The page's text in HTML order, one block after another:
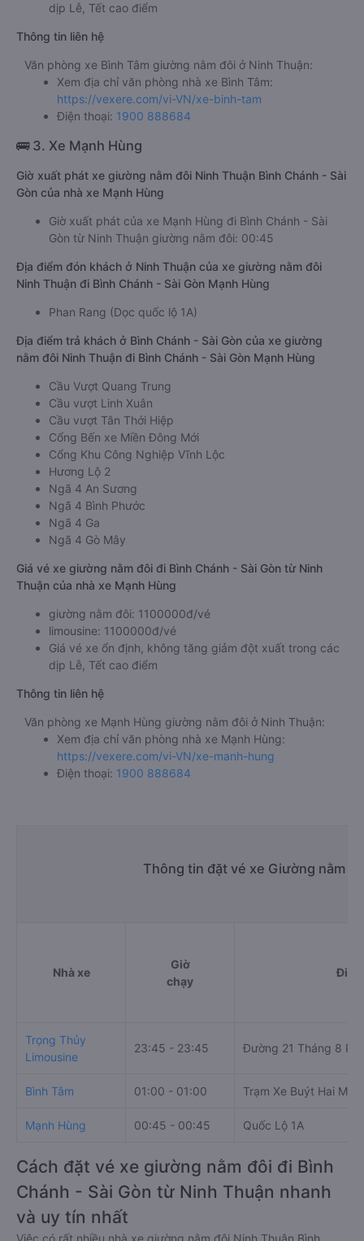
dịp Lễ, Tết cao điểm
Thông tin liên hệ
Văn phòng xe Bình Tâm giường nằm đôi ở Ninh Thuận:
Xem địa chỉ văn phòng nhà xe Bình Tâm:
https://vexere.com/vi-VN/xe-binh-tam
Điện thoại: 1900 888684
🚌 3. Xe Mạnh Hùng
Giờ xuất phát xe giường nằm đôi Ninh Thuận Bình Chánh - Sài
Gòn của nhà xe Mạnh Hùng
Giờ xuất phát của xe Mạnh Hùng đi Bình Chánh - Sài
Gòn từ Ninh Thuận giường nằm đôi: 00:45
Địa điểm đón khách ở Ninh Thuận của xe giường nằm đôi
Ninh Thuận đi Bình Chánh - Sài Gòn Mạnh Hùng
Phan Rang (Dọc quốc lộ 1A)
Địa điểm trả khách ở Bình Chánh - Sài Gòn của xe giường
nằm đôi Ninh Thuận đi Bình Chánh - Sài Gòn Mạnh Hùng
Cầu Vượt Quang Trung
Cầu vượt Linh Xuân
Cầu vượt Tân Thới Hiệp
Cổng Bến xe Miền Đông Mới
Cổng Khu Công Nghiệp Vĩnh Lộc
Hương Lộ 2
Ngã 4 An Sương
Ngã 4 Bình Phước
Ngã 4 Ga
Ngã 4 Gò Mây
Giá vé xe giường nằm đôi đi Bình Chánh - Sài Gòn từ Ninh
Thuận của nhà xe Mạnh Hùng
giường nằm đôi: 1100000đ/vé
limousine: 1100000đ/vé
Giá vé xe ổn định, không tăng giảm đột xuất trong các
dịp Lễ, Tết cao điểm
Thông tin liên hệ
Văn phòng xe Mạnh Hùng giường nằm đôi ở Ninh Thuận:
Xem địa chỉ văn phòng nhà xe Mạnh Hùng:
https://vexere.com/vi-VN/xe-manh-hung
Điện thoại: 1900 888684
Thông tin đặt vé xe Giường nằm
Nhà xe
Giờ
chạy
Trọng Thủy
Limousine
23:45 - 23:45 Đường 21 Tháng 8
Bình Tâm 01:00 - 01:00 Trạm Xe Buýt Hai Mốt
Mạnh Hùng 00:45 - 00:45 Quốc Lộ 1A
Cách đặt vé xe giường nằm đôi đi Bình
Chánh - Sài Gòn từ Ninh Thuận nhanh
và uy tín nhất
Việc có rất nhiều nhà xe giường nằm đôi Ninh Thuận Bình